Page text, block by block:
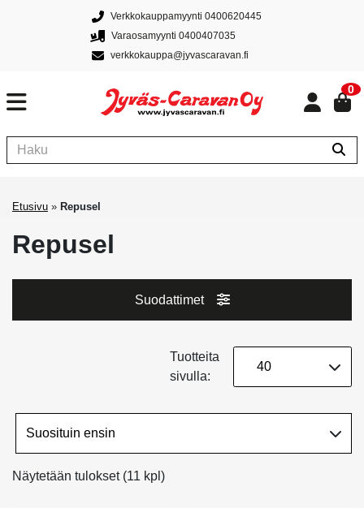
Verkkokauppamyynti 0400620445
Varaosamyynti 0400407035
verkkokauppa@jyvascaravan.fi
0
Etusivu » Repusel
Repusel
Suodattimet
Näytetään tulokset (11 kpl)
Tuotteita
sivulla: